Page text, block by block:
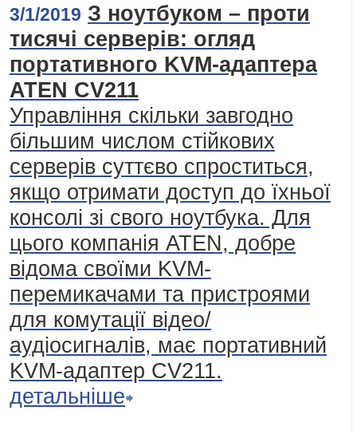
3/1/2019 З ноутбуком – проти
тисячі серверів: огляд
портативного KVM-адаптера
ATEN CV211
Управління скільки завгодно
більшим числом стійкових
серверів суттєво спроститься,
якщо отримати доступ до їхньої
консолі зі свого ноутбука. Для
цього компанія ATEN, добре
відома своїми KVM-
перемикачами та пристроями
для комутації відео/
аудіосигналів, має портативний
KVM-адаптер CV211.
детальніше